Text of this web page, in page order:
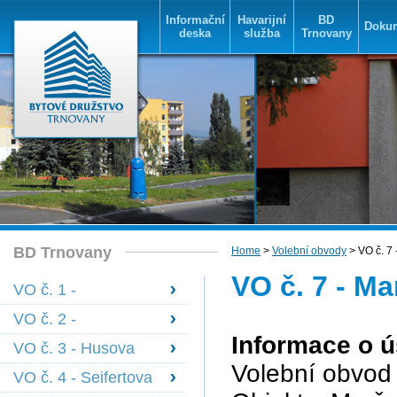
Informační
deska
Havarijní
služba
BD
Trnovany
BD Trnovany
VO č. 1 -
Bohosudovská 1478
- 1483
VO č. 2 -
Bohosudovská 1605
- 1608
VO č. 3 - Husova
1584 - 1585,
Janáčkova 1590 -
VO č. 4 - Seifertova
Home > Volební obvody > VO č. 7
VO č. 7 -
Informace o
Volební